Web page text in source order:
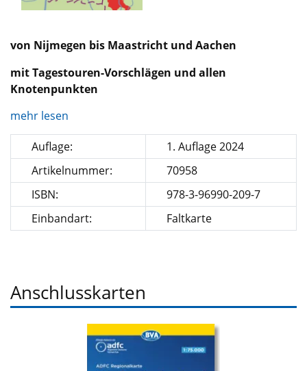
von Nijmegen bis Maastricht und Aachen
mit Tagestouren-Vorschlägen und allen
Knotenpunkten
mehr lesen
Auflage:
1. Auflage 2024
Artikelnummer:
70958
ISBN:
978-3-96990-209-7
Einbandart:
Faltkarte
Anschlusskarten